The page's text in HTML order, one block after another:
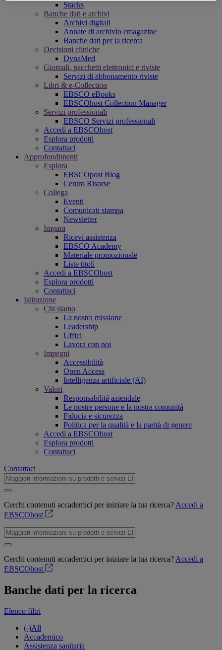
Stacks
Banche dati e archivi
Archivi digitali
Annate di archivio emagazine
Banche dati per la ricerca
Decisioni cliniche
DynaMed
Giornali, pacchetti elettronici e riviste
Servizi di abbonamento riviste
Libri & e-Collection
EBSCO eBooks
EBSCOhost Collection Manager
Servizi professionali
EBSCO Servizi professionali
Accedi a EBSCOhost
Esplora prodotti
Contattaci
Approfondimenti
Esplora
EBSCOpost Blog
Centro Risorse
Collega
Eventi
Comunicati stampa
Newsletter
Impara
Ricevi assistenza
EBSCO Academy
Materiale promozionale
Liste titoli
Accedi a EBSCOhost
Esplora prodotti
Contattaci
Istituzione
Chi siamo
La nostra missione
Leadership
Uffici
Lavora con noi
Impegni
Accessibilità
Open Access
Intelligenza artificiale (AI)
Valori
Responsabilità aziendale
Le nostre persone e la nostra comunità
Fiducia e sicurezza
Politica per la qualità e la parità di genere
Accedi a EBSCOhost
Esplora prodotti
Contattaci
Contattaci
Cerchi contenuti accademici per iniziare la tua ricerca? Accedi a
EBSCOhost
Cerchi contenuti accademici per iniziare la tua ricerca? Accedi a
EBSCOhost
Banche dati per la ricerca
Elenco filtri
(-)All
Accademico
Assistenza sanitaria